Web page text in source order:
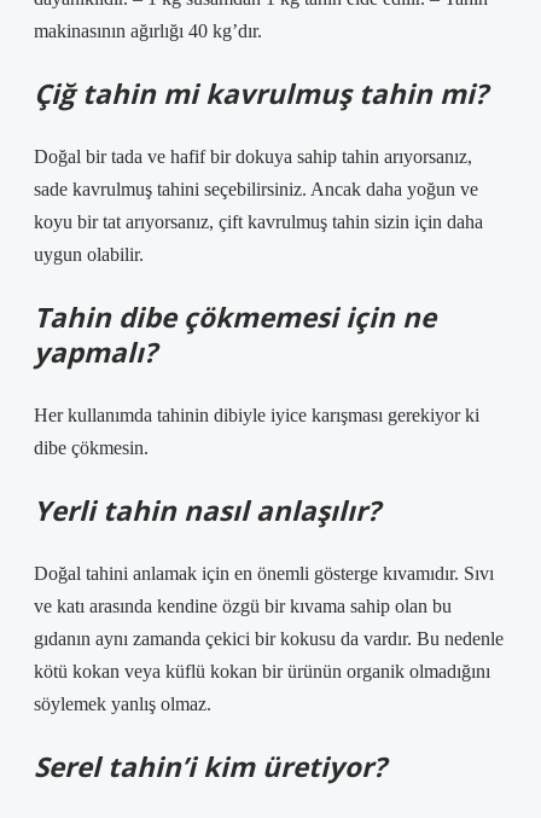
makinasının ağırlığı 40 kg’dır.
Çiğ tahin mi kavrulmuş tahin mi?
Doğal bir tada ve hafif bir dokuya sahip tahin arıyorsanız,
sade kavrulmuş tahini seçebilirsiniz. Ancak daha yoğun ve
koyu bir tat arıyorsanız, çift kavrulmuş tahin sizin için daha
uygun olabilir.
Tahin dibe çökmemesi için ne
yapmalı?
Her kullanımda tahinin dibiyle iyice karışması gerekiyor ki
dibe çökmesin.
Yerli tahin nasıl anlaşılır?
Doğal tahini anlamak için en önemli gösterge kıvamıdır. Sıvı
ve katı arasında kendine özgü bir kıvama sahip olan bu
gıdanın aynı zamanda çekici bir kokusu da vardır. Bu nedenle
kötü kokan veya küflü kokan bir ürünün organik olmadığını
söylemek yanlış olmaz.
Serel tahin’i kim üretiyor?